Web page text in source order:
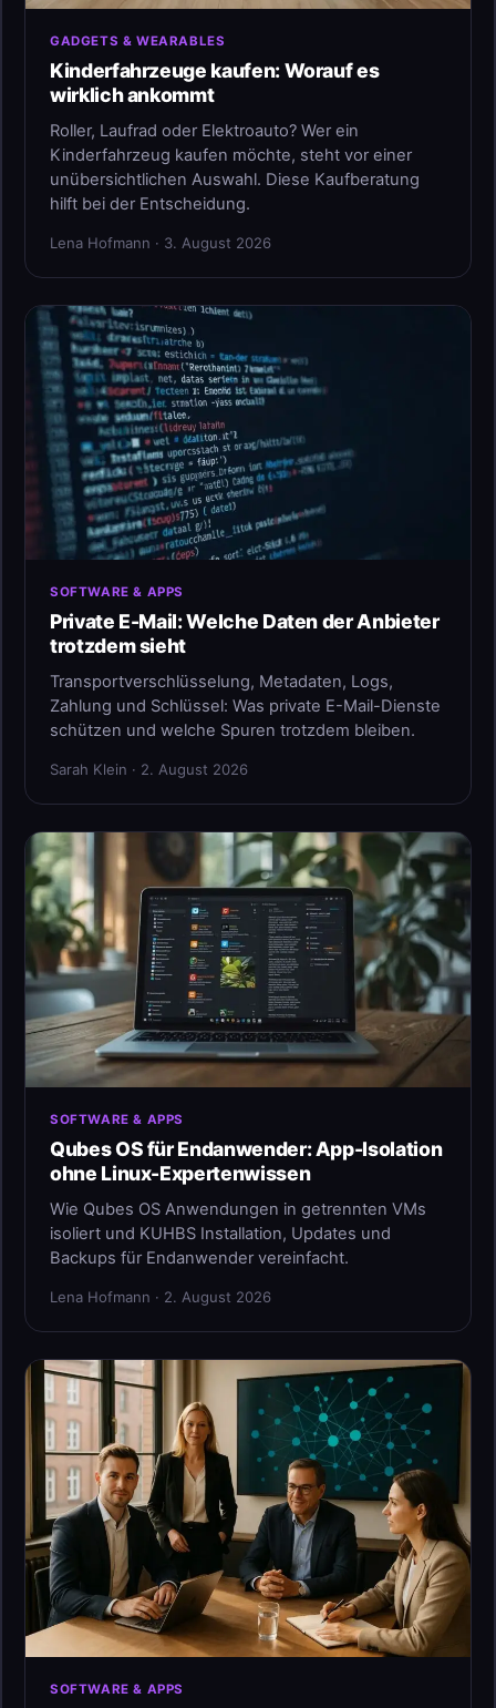
GADGETS & WEARABLES
Kinderfahrzeuge kaufen: Worauf es
wirklich ankommt
Roller, Laufrad oder Elektroauto? Wer ein
Kinderfahrzeug kaufen möchte, steht vor einer
unübersichtlichen Auswahl. Diese Kaufberatung
hilft bei der Entscheidung.
Lena Hofmann · 3. August 2026
SOFTWARE & APPS
Private E-Mail: Welche Daten der Anbieter
trotzdem sieht
Transportverschlüsselung, Metadaten, Logs,
Zahlung und Schlüssel: Was private E-Mail-Dienste
schützen und welche Spuren trotzdem bleiben.
Sarah Klein · 2. August 2026
SOFTWARE & APPS
Qubes OS für Endanwender: App-Isolation
ohne Linux-Expertenwissen
Wie Qubes OS Anwendungen in getrennten VMs
isoliert und KUHBS Installation, Updates und
Backups für Endanwender vereinfacht.
Lena Hofmann · 2. August 2026
SOFTWARE & APPS